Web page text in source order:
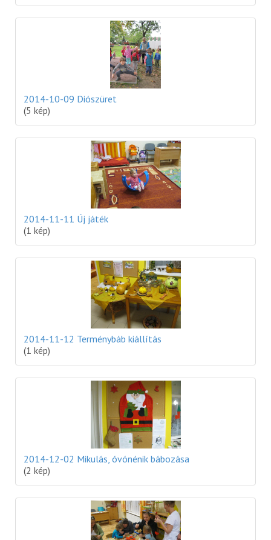
2014-10-09 Diószüret
(5 kép)
2014-11-11 Új játék
(1 kép)
2014-11-12 Terménybáb kiállítás
(1 kép)
2014-12-02 Mikulás, óvónénik bábozása
(2 kép)